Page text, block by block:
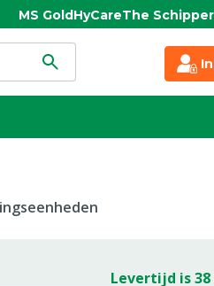
MS GoldHyCareThe
Levertijd is